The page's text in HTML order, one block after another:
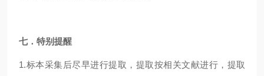
七．特别提醒
1.标本采集后尽早进行提取，提取按相关文献进行，提取